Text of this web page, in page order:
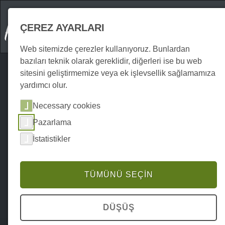
Tatil Evleri
ÇEREZ AYARLARI
Web sitemizde çerezler kullanıyoruz. Bunlardan
bazıları teknik olarak gereklidir, diğerleri ise bu web
sitesini geliştirmemize veya ek işlevsellik sağlamamıza
yardımcı olur.
Necessary cookies
Pazarlama
İstatistikler
TÜMÜNÜ SEÇIN
DÜŞÜŞ